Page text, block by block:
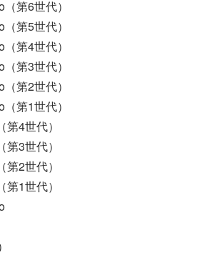
第6世代）
第5世代）
第4世代）
第3世代）
第2世代）
第1世代）
4世代）
3世代）
2世代）
1世代）